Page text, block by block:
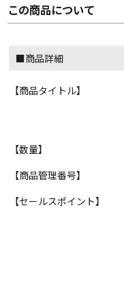
この商品について
■商品詳細
【商品タイトル】
【数量】
【商品管理番号】
【セールスポイント】